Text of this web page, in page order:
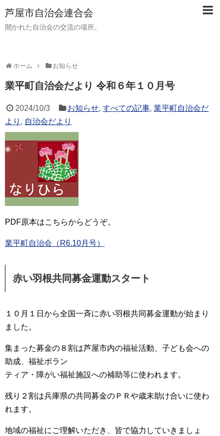
芦屋市自治会連合会
開かれた自治会の交流の場所。
ホーム お知らせ
業平町自治会だより 令和６年１０月号
2024/10/3 お知らせ,すべての記事,業平町自治会だ
より , 自治会だより
PDF原本はこちらからどうぞ。
業平町自治会（R6.10月号）
赤い羽根共同募金運動スタート
１０月１日から全国一斉に赤い羽根共同募金運動が始まり
ました。
集まった募金の８割は芦屋市内の福祉活動、子ども会への
助成、福祉ボラン
ティア・障がい福祉施設への補助等に使われます。
残り２割は兵庫県の共同募金のＰＲや歳末助け合いに使わ
れます。
地域の福祉にご理解いただき、皆で協力していきましょ